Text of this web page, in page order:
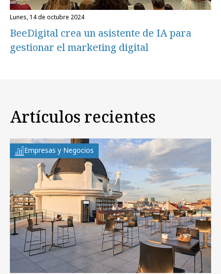
lunes, 14 de octubre 2024
BeeDigital crea un asistente de IA para
gestionar el marketing digital
Artículos recientes
Empresas y Negocios